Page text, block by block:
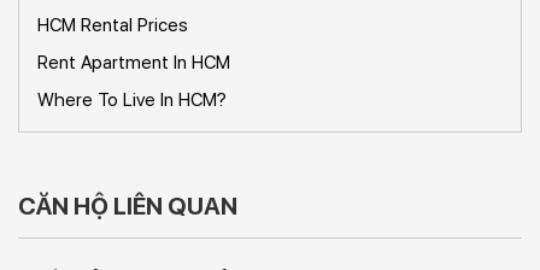
HCM Rental Prices
Rent Apartment In HCM
Where To Live In HCM?
CĂN HỘ LIÊN QUAN